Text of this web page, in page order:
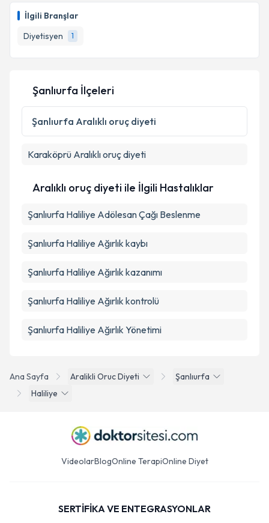
İlgili Branşlar
Diyetisyen
1
Ana Sayfa Aralikli Oruc Diyeti
Şanlıurfa
Haliliye
Şanlıurfa İlçeleri
Şanlıurfa Aralıklı oruç diyeti
Karaköprü Aralıklı oruç diyeti
Aralıklı oruç diyeti ile İlgili Hastalıklar
Şanlıurfa Haliliye Adölesan Çağı Beslenme
Şanlıurfa Haliliye Ağırlık kaybı
Şanlıurfa Haliliye Ağırlık kazanımı
Şanlıurfa Haliliye Ağırlık kontrolü
Şanlıurfa Haliliye Ağırlık Yönetimi
VideolarBlogOnline TerapiOnline Diyet
SERTİFİKA VE ENTEGRASYONLAR